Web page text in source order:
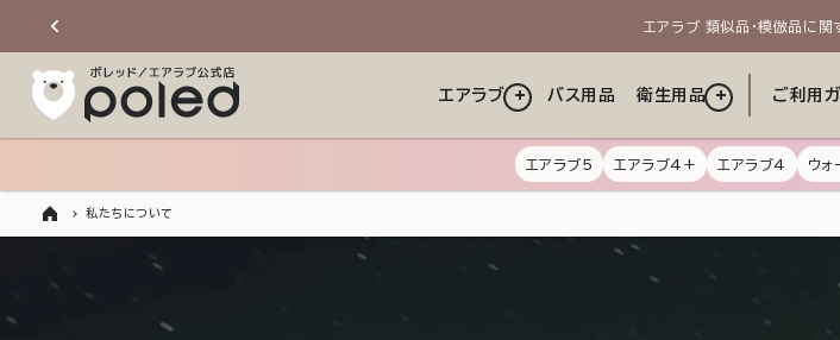
ンツに
進む
エアラブ 類似品・模倣品に関
エアラブ バス用品 衛生用品 ご利用ガ
エアラブ5 エアラブ4+ エアラブ4 ウォ
ト
ッ
私たちについて